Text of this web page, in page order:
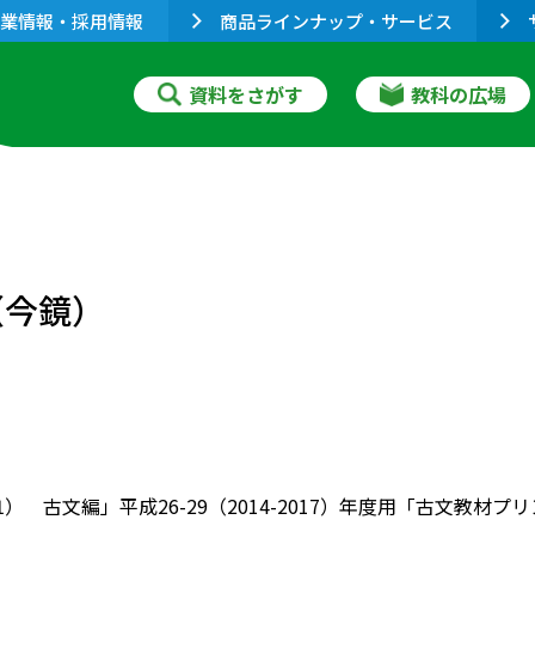
情報・採用情報 商品ラインナップ・サービス
資料をさがす 教科の広場
鏡）
） 古文編」平成26-29（2014-2017）年度用「古文教材プ